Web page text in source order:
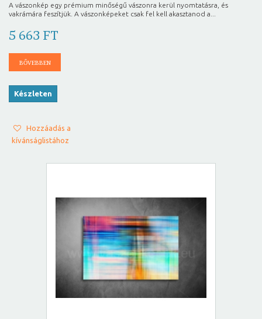
A vászonkép egy prémium minőségű vászonra kerül nyomtatásra, és
vakrámára feszítjük. A vászonképeket csak fel kell akasztanod a...
5 663 FT
BŐVEBBEN
Készleten
Hozzáadás a
kívánságlistához